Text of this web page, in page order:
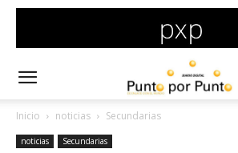
Inicio noticias Secundarias
noticias Secundarias